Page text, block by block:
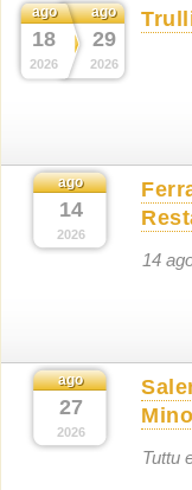
ago
18
2026
ago
29
2026
ago
14
2026
14
ago
27
2026
Tuttu